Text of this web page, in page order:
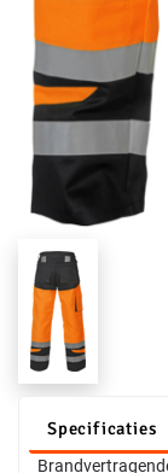
Specificaties